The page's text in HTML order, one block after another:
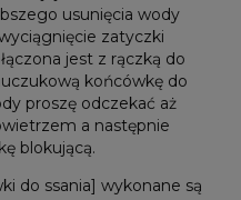
usunięcia wody
zatyczki
jest z rączką do
końcówkę do
proszę odczekać aż
a następnie
blokującą.
do ssania] wykonane są